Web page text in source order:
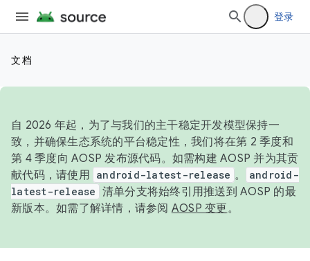
登录
文档
自 2026 年起，为了与我们的主干稳定开发模型保持一
致，并确保生态系统的平台稳定性，我们将在第 2 季度和
第 4 季度向 AOSP 发布源代码。如需构建 AOSP 并为其贡
献代码，请使用 android-latest-release 。
android-
latest-release 清单分支将始终引用推送到 AOSP 的最
新版本。如需了解详情，请参阅 AOSP 变更。